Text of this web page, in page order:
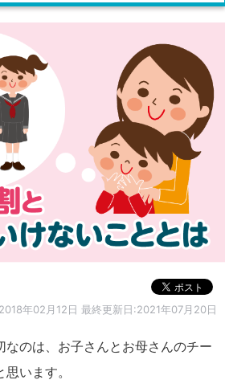
2018年02月12日 最終更新日:2021年07月20日
なのは、お子さんとお母さんのチー
います。